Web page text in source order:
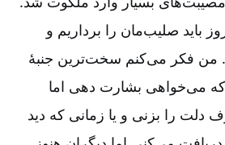
باید صلیب‌‌مان را برداریم و
من فکر می‌‌کنم سخت‌‌ترین جنبۀ
می‌‌خواهی بشارت دهی اما
دلت را بزنی و یا زمانی که دید